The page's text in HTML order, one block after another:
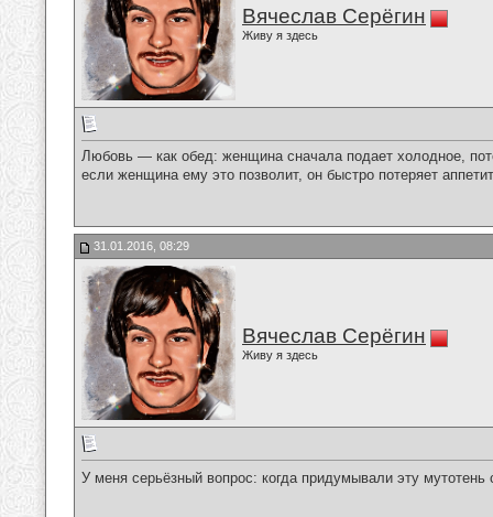
Вячеслав Серёгин
Живу я здесь
Любовь — как обед: женщина сначала подает холодное,
если женщина ему это позволит, он быстро потеряет
31.01.2016, 08:29
Вячеслав Серёгин
Живу я здесь
У меня серьёзный вопрос: когда придумывали эту